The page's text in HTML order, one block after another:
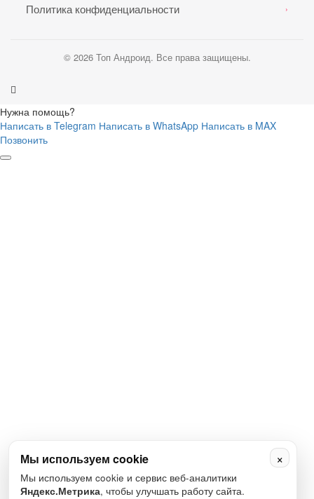
Политика конфиденциальности ›
© 2026 Топ Андроид. Все права защищены.
×
Мы используем cookie
Мы используем cookie и сервис веб-аналитики
Яндекс.Метрика, чтобы улучшать работу сайта.
Нужна помощь?
Написать в Telegram Написать в WhatsApp Написать в MAX
Позвонить